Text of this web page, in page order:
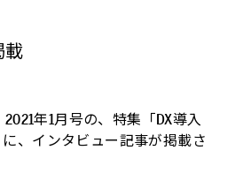
載
年1月号の、特集「DX導入
、インタビュー記事が掲載さ